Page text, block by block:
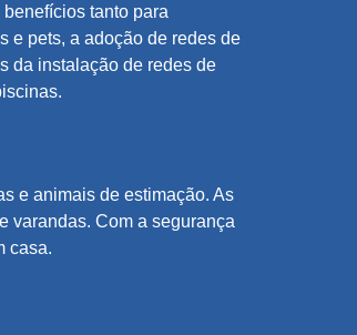
tanto para
e pets, a adoção de redes de
da instalação de redes de
e animais de estimação. As
varandas. Com a segurança
casa.